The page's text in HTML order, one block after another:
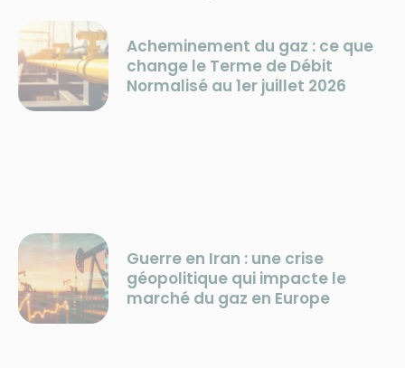
Acheminement du gaz : ce que
change le Terme de Débit
Normalisé au 1er juillet 2026
Guerre en Iran : une crise
géopolitique qui impacte le
marché du gaz en Europe